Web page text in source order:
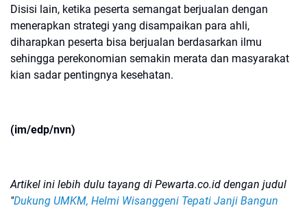
Disisi lain, ketika peserta semangat berjualan dengan
menerapkan strategi yang disampaikan para ahli,
diharapkan peserta bisa berjualan berdasarkan ilmu
sehingga perekonomian semakin merata dan masyarakat
kian sadar pentingnya kesehatan.
(im/edp/nvn)
Artikel ini lebih dulu tayang di Pewarta.co.id dengan judul
"Dukung UMKM, Helmi Wisanggeni Tepati Janji Bangun